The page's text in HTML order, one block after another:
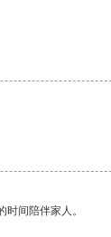
间陪伴家人。